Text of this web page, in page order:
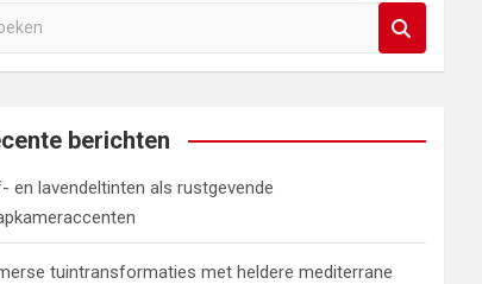
berichten
en lavendeltinten als rustgevende
tuintransformaties met heldere mediterrane